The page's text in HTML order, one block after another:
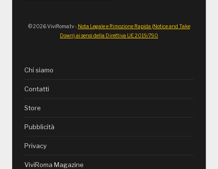
© 2026 ViviRoma.tv - Nota Legale e Rimozione Rapida (Notice and Take
Down) ai sensi della Direttiva UE 2019/790
Chi siamo
Contatti
Store
Pubblicità
Privacy
ViviRoma Magazine